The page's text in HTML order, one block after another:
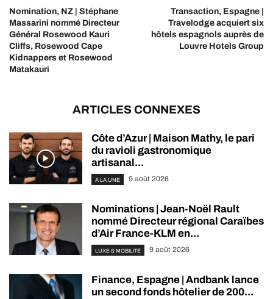
Nomination, NZ | Stéphane
Massarini nommé Directeur
Général Rosewood Kauri
Cliffs, Rosewood Cape
Kidnappers et Rosewood
Matakauri
Transaction, Espagne |
Travelodge acquiert six
hôtels espagnols auprès de
Louvre Hotels Group
ARTICLES CONNEXES
Côte d’Azur | Maison Mathy, le pari
du ravioli gastronomique
artisanal...
A LA UNE 9 août 2026
Nominations | Jean-Noël Rault
nommé Directeur régional Caraïbes
d’Air France-KLM en...
LUXE & MOBILITÉ 9 août 2026
Finance, Espagne | Andbank lance
un second fonds hôtelier de 200...